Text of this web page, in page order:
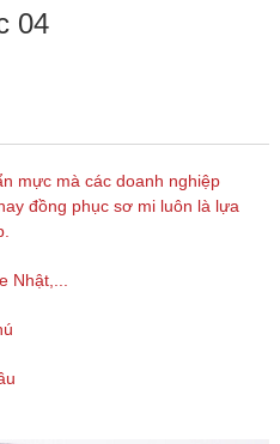
04
mực mà các doanh nghiệp
đồng phục sơ mi luôn là lựa
Nhật,...